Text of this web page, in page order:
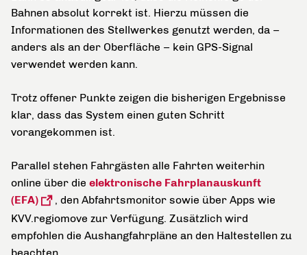
Bahnen absolut korrekt ist. Hierzu müssen die
Informationen des Stellwerkes genutzt werden, da –
anders als an der Oberfläche – kein GPS-Signal
verwendet werden kann.
Trotz offener Punkte zeigen die bisherigen Ergebnisse
klar, dass das System einen guten Schritt
vorangekommen ist.
Parallel stehen Fahrgästen alle Fahrten weiterhin
online über die elektronische Fahrplanauskunft
(EFA)
, den Abfahrtsmonitor sowie über Apps wie
KVV.regiomove zur Verfügung. Zusätzlich wird
empfohlen die Aushangfahrpläne an den Haltestellen zu